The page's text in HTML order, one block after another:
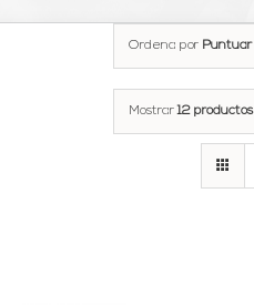
Ordena por Puntuar
Mostrar12 productos